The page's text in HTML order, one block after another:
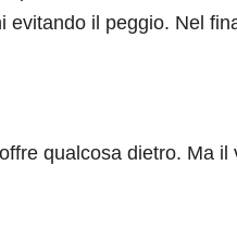
evitando il peggio. Nel
qualcosa dietro. Ma il